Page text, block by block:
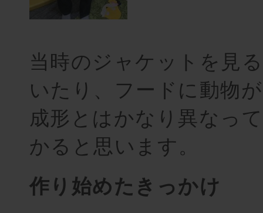
当時のジャケットを見
いたり、フードに動物
成形とはかなり異なっ
かると思います。
作り始めたきっかけ